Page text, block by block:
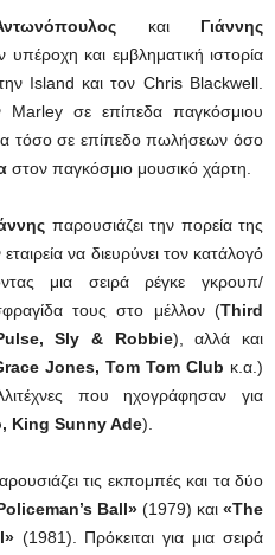
και Γιάννης
υπέροχη και εμβληματική ιστορία
Island και τον Chris Blackwell.
σε επίπεδα παγκόσμιου
τόσο σε επίπεδο πωλήσεων όσο
στον παγκόσμιο μουσικό χάρτη.
παρουσιάζει την πορεία της
να διευρύνει τον κατάλογό
μια σειρά ρέγκε γκρουπ/
τους στο μέλλον (Τhird
Sly & Robbie), αλλά και
Jones, Tom Tom Club κ.α.)
που ηχογράφησαν για
King Sunny Ade).
τις εκπομπές και τα δύο
Ball» (1979) και «The
(1981). Πρόκειται για μια σειρά